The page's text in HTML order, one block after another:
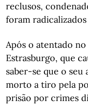
reclusos,
foram
Após o atentado
Estrasburgo, que
saber-se que o
morto a tiro pela
prisão por crimes